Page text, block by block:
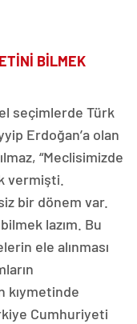
BİLMEK
seçimlerde Türk
Erdoğan’a olan
“Meclisimizde
vermişti.
bir dönem var.
lazım. Bu
ele alınması
kıymetinde
Cumhuriyeti